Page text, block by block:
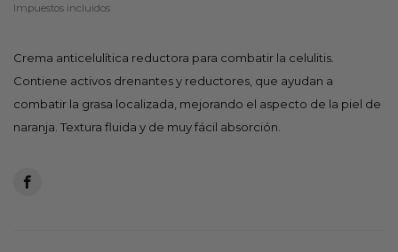
Impuestos incluidos
Crema anticelulítica reductora para combatir la celulitis.
Contiene activos drenantes y reductores, que ayudan a
combatir la grasa localizada, mejorando el aspecto de la piel de
naranja. Textura fluida y de muy fácil absorción.